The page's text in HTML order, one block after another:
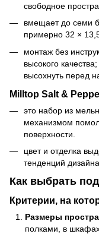
свободное
вмещает до семи
примерно 32 ×
монтаж без
высокого
высохнуть перед
Milltop Salt &
это набор из
механизмом
поверхности.
цвет и отделка
тенденций дизайна.
Как выбрать
Критерии, на
Размеры
полками, в